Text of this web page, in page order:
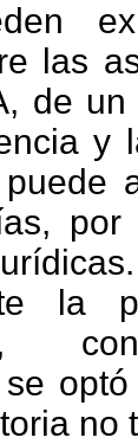
las
de
y
la
no